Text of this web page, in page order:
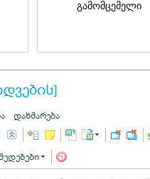
გამომცემელი